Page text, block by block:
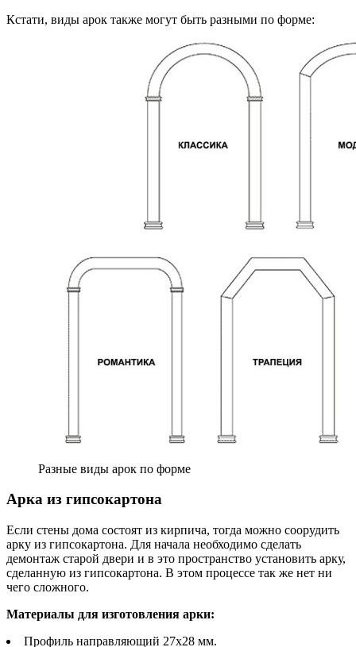
Кстати, виды арок также могут быть разными по форме:
Разные виды арок по форме
Арка из гипсокартона
Если стены дома состоят из кирпича, тогда можно соорудить
арку из гипсокартона. Для начала необходимо сделать
демонтаж старой двери и в это пространство установить арку,
сделанную из гипсокартона. В этом процессе так же нет ни
чего сложного.
Материалы для изготовления арки:
Профиль направляющий 27х28 мм.